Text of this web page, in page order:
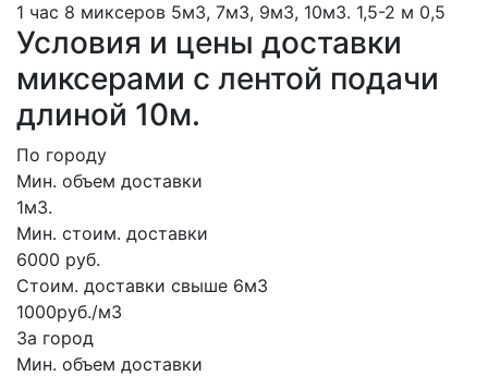
1 час 8 миксеров 5м3, 7м3, 9м3, 10м3. 1,5-2 м 0,5
Условия и цены доставки
миксерами с лентой подачи
длиной 10м.
По городу
Мин. объем доставки
1м3.
Мин. стоим. доставки
6000 руб.
Стоим. доставки свыше 6м3
1000руб./м3
За город
Мин. объем доставки